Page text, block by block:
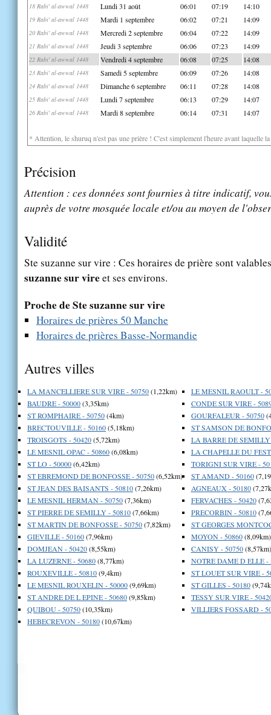
18 Rabi' al-awwal 1448 Lundi 31 août 06:01 07:19 14:10
19 Rabi' al-awwal 1448 Mardi 1 septembre 06:02 07:21 14:09
20 Rabi' al-awwal 1448 Mercredi 2 septembre 06:04 07:22 14:09
21 Rabi' al-awwal 1448 Jeudi 3 septembre 06:06 07:23 14:09
22 Rabi' al-awwal 1448 Vendredi 4 septembre 06:08 07:25 14:08
23 Rabi' al-awwal 1448 Samedi 5 septembre 06:09 07:26 14:08
24 Rabi' al-awwal 1448 Dimanche 6 septembre 06:11 07:28 14:08
25 Rabi' al-awwal 1448 Lundi 7 septembre 06:13 07:29 14:07
26 Rabi' al-awwal 1448 Mardi 8 septembre 06:14 07:31 14:07
* Attention, le shuruq n'est pas une prière ! C'est simplement l'heure avant laquelle
Précision
Attention : ces données sont fournies à titre indicatif,
auprès de votre mosquée locale et/ou au moyen de
Validité
Ste suzanne sur vire : Ces horaires de prière sont
suzanne sur vireet ses environs.
Proche de Ste suzanne sur vire
Horaires de prières 50 Manche
Horaires de prières Basse-Normandie
Autres villes
LA MANCELLIERE SUR VIRE - 50750(1,22km)
BAUDRE - 50000(3,35km)
ST ROMPHAIRE - 50750(4km)
BRECTOUVILLE - 50160(5,18km)
TROISGOTS - 50420(5,72km)
LE MESNIL OPAC - 50860(6,08km)
ST LO - 50000(6,42km)
ST EBREMOND DE BONFOSSE - 50750(6,52km)
ST JEAN DES BAISANTS - 50810(7,26km)
LE MESNIL HERMAN - 50750(7,36km)
ST PIERRE DE SEMILLY - 50810(7,66km)
ST MARTIN DE BONFOSSE - 50750(7,82km)
GIEVILLE - 50160(7,96km)
DOMJEAN - 50420(8,55km)
LA LUZERNE - 50680(8,77km)
ROUXEVILLE - 50810(9,4km)
LE MESNIL ROUXELIN - 50000(9,69km)
ST ANDRE DE L EPINE - 50680(9,85km)
QUIBOU - 50750(10,35km)
HEBECREVON - 50180(10,67km)
LE MESNIL RAOULT -
CONDE SUR VIRE -
GOURFALEUR - 50750
ST SAMSON DE
LA BARRE DE SEMILLY
LA CHAPELLE DU
TORIGNI SUR VIRE -
ST AMAND - 50160
AGNEAUX - 50180
FERVACHES - 50420
PRECORBIN - 50810
ST GEORGES
MOYON - 50860(8,09km)
CANISY - 50750(8,57km)
NOTRE DAME D ELLE -
ST LOUET SUR VIRE -
ST GILLES - 50180
TESSY SUR VIRE -
VILLIERS FOSSARD -